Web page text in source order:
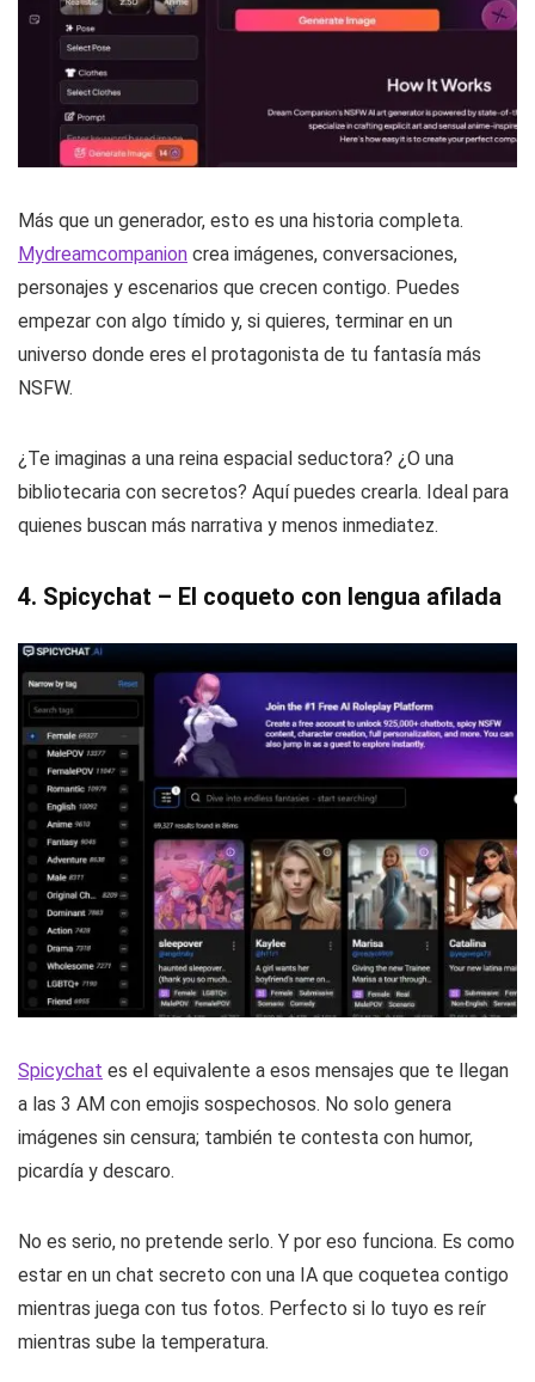
Más que un generador, esto es una historia completa.
Mydreamcompanion crea imágenes, conversaciones,
personajes y escenarios que crecen contigo. Puedes
empezar con algo tímido y, si quieres, terminar en un
universo donde eres el protagonista de tu fantasía más
NSFW.
¿Te imaginas a una reina espacial seductora? ¿O una
bibliotecaria con secretos? Aquí puedes crearla. Ideal para
quienes buscan más narrativa y menos inmediatez.
4. Spicychat – El coqueto con lengua afilada
Spicychat es el equivalente a esos mensajes que te llegan
a las 3 AM con emojis sospechosos. No solo genera
imágenes sin censura; también te contesta con humor,
picardía y descaro.
No es serio, no pretende serlo. Y por eso funciona. Es como
estar en un chat secreto con una IA que coquetea contigo
mientras juega con tus fotos. Perfecto si lo tuyo es reír
mientras sube la temperatura.